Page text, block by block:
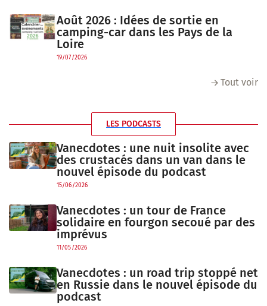
Août 2026 : Idées de sortie en
camping-car dans les Pays de la
Loire
19/07/2026
Tout voir
LES PODCASTS
Vanecdotes : une nuit insolite avec
des crustacés dans un van dans le
nouvel épisode du podcast
15/06/2026
Vanecdotes : un tour de France
solidaire en fourgon secoué par des
imprévus
11/05/2026
Vanecdotes : un road trip stoppé net
en Russie dans le nouvel épisode du
podcast